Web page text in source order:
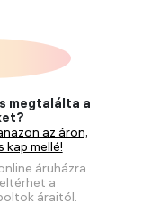
megtalálta a
az áron,
kap mellé!
áruházra
a
áraitól.